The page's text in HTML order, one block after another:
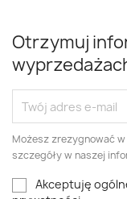
Otrzymuj
Możesz zrezygnować
szczegóły w naszej
Akceptuję